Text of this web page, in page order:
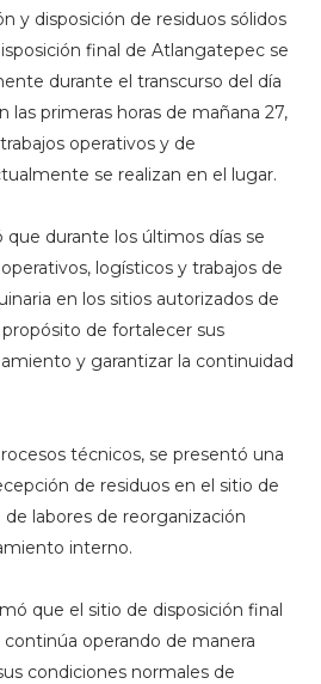
y disposición de residuos sólidos
final de Atlangatepec se
durante el transcurso del día
las primeras horas de mañana 27,
operativos y de
se realizan en el lugar.
que durante los últimos días se
logísticos y trabajos de
en los sitios autorizados de
de fortalecer sus
y garantizar la continuidad
técnicos, se presentó una
de residuos en el sitio de
labores de reorganización
interno.
que el sitio de disposición final
continúa operando de manera
condiciones normales de